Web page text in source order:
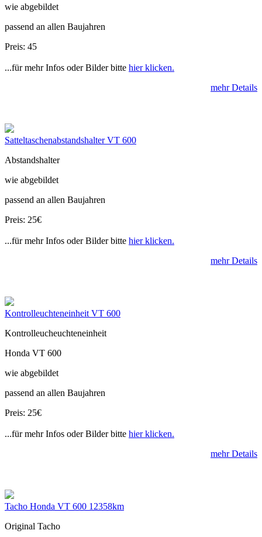
wie abgebildet
passend an allen Baujahren
Preis: 45
...für mehr Infos oder Bilder bitte hier klicken.
mehr Details
Satteltaschenabstandshalter VT 600
Abstandshalter
wie abgebildet
passend an allen Baujahren
Preis: 25€
...für mehr Infos oder Bilder bitte hier klicken.
mehr Details
Kontrolleuchteneinheit VT 600
Kontrolleucheuchteneinheit
Honda VT 600
wie abgebildet
passend an allen Baujahren
Preis: 25€
...für mehr Infos oder Bilder bitte hier klicken.
mehr Details
Tacho Honda VT 600 12358km
Original Tacho